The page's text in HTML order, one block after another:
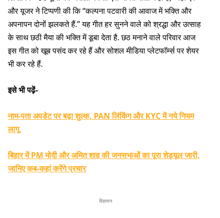
और यूजर ने टिप्पणी की कि “कल्पना पटवारी की आवाज में भक्ति और
अपनापन दोनों झलकते हैं.” यह गीत हर सुनने वाले को श्रद्धा और उत्साह
के साथ छठी मैया की भक्ति में डूबा देता है. छठ मनाने वाले परिवार आज
इस गीत को खूब पसंद कर रहे हैं और सोशल मीडिया प्लेटफॉर्म्स पर शेयर
भी कर रहे हैं.
इसे भी पढ़ें-
नाम-पता अपडेट पर बढ़ा शुल्क, PAN लिंकिंग और KYC में नये नियम
लागू
बिहार में PM मोदी और अमित शाह की जनसभाओं का पूरा शेड्यूल जारी,
जानिए कब-कहां करेंगे प्रचार
विज्ञापन